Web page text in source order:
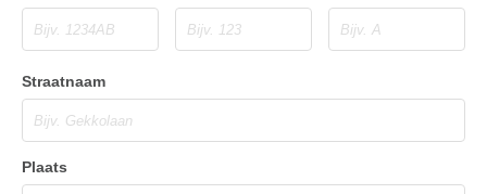
Straatnaam
Plaats